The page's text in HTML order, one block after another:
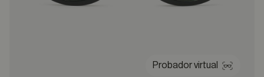
Probador virtual